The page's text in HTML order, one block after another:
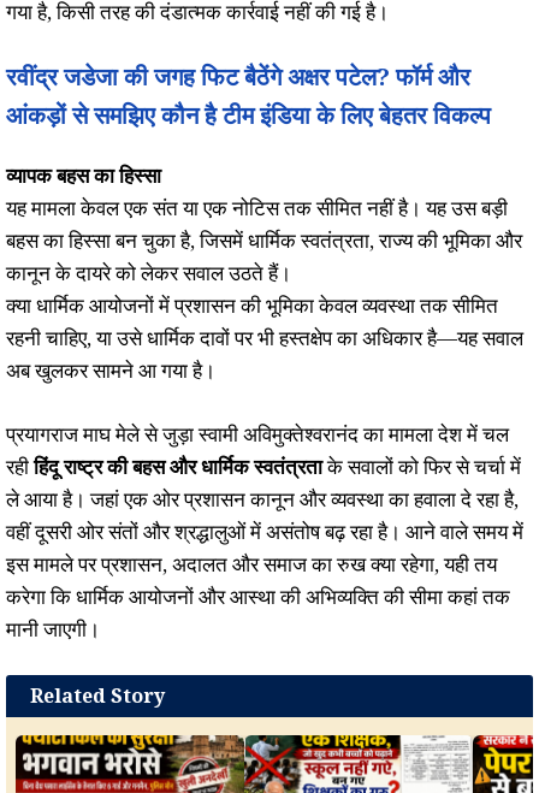
गया है, किसी तरह की दंडात्मक कार्रवाई नहीं की गई है।
रवींद्र जडेजा की जगह फिट बैठेंगे अक्षर पटेल? फॉर्म और
आंकड़ों से समझिए कौन है टीम इंडिया के लिए बेहतर विकल्प
व्यापक बहस का हिस्सा
यह मामला केवल एक संत या एक नोटिस तक सीमित नहीं है। यह उस बड़ी
बहस का हिस्सा बन चुका है, जिसमें धार्मिक स्वतंत्रता, राज्य की भूमिका और
कानून के दायरे को लेकर सवाल उठते हैं।
क्या धार्मिक आयोजनों में प्रशासन की भूमिका केवल व्यवस्था तक सीमित
रहनी चाहिए, या उसे धार्मिक दावों पर भी हस्तक्षेप का अधिकार है—यह सवाल
अब खुलकर सामने आ गया है।
प्रयागराज माघ मेले से जुड़ा स्वामी अविमुक्तेश्वरानंद का मामला देश में चल
रहीहिंदू राष्ट्र की बहस और धार्मिक स्वतंत्रताके सवालों को फिर से चर्चा में
ले आया है। जहां एक ओर प्रशासन कानून और व्यवस्था का हवाला दे रहा है,
वहीं दूसरी ओर संतों और श्रद्धालुओं में असंतोष बढ़ रहा है। आने वाले समय में
इस मामले पर प्रशासन, अदालत और समाज का रुख क्या रहेगा, यही तय
करेगा कि धार्मिक आयोजनों और आस्था की अभिव्यक्ति की सीमा कहां तक
मानी जाएगी।
Related Story